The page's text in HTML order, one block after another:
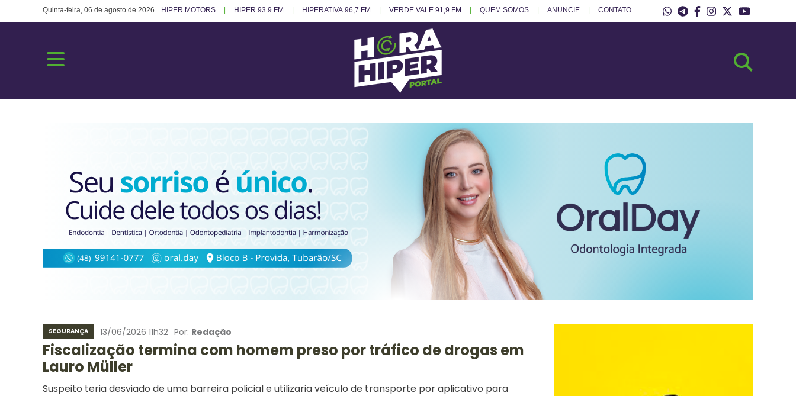
Quinta-feira, 06 de agosto de 2026 HIPER MOTORS HIPER 93.9 FM HIPERATIVA 96,7 FM VERDE VALE 91,9 FM QUEM SOMOS ANUNCIE CONTATO
SEGURANÇA 13/06/2026 11h32 Por: Redação
Fiscalização termina com homem preso por tráfico de drogas em
Lauro Müller
Suspeito teria desviado de uma barreira policial e utilizaria veículo de transporte por aplicativo para